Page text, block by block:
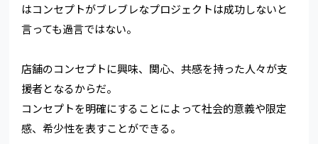
はコンセプトがブレブレなプロジェクトは成功しないと
言っても過言ではない。
店舗のコンセプトに興味、関心、共感を持った人々が支
援者となるからだ。
コンセプトを明確にすることによって社会的意義や限定
感、希少性を表すことができる。